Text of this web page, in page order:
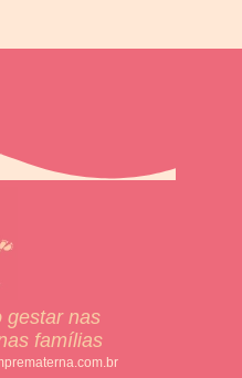
gestar nas
famílias